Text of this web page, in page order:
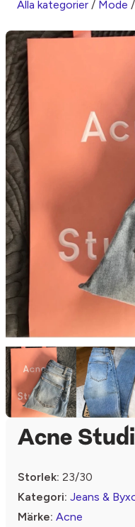
Alla kategorier / Mode /
Acne
Storlek: 23/30
Kategori: Jeans &
Märke: Acne